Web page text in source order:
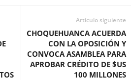
Artículo siguiente
CHOQUEHUANCA ACUERDA
CON LA OPOSICIÓN Y
CONVOCA ASAMBLEA PARA
APROBAR CRÉDITO DE $US
100 MILLONES